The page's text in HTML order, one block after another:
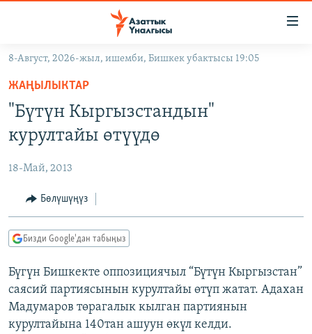
Навигацияга
өтүңүз
Издөөгө
салыңыз
КЫРГЫЗСТАН
КЫРГЫЗСТАН
ЭКОНОМИКА
МАДАНИЯТ
ДҮЙНӨ
БОРБОР АЗИЯ
УКРАИНА
АТАЙЫН ИЛИКТӨӨ
ТВ ПРОГРАММАЛАР
ЭКСПЕРТТЕР ТАЛДАЙТ
БИЗ ЖАНА ДҮЙНӨ
ЭЖЕ-СИҢДИЛЕР
ӨЗГӨЧӨ ПИКИР
Русский
ОНЛАЙН ШЕРИНЕ
8-Август, 2026-жыл, ишемби, Бишкек убактысы 19:05
ЖАҢЫЛЫКТАР
"Бүтүн Кыргызстандын"
курултайы өтүүдө
18-Май, 2013
Бөлүшүңүз
Бизди Google'дан табыңыз
Бүгүн Бишкекте оппозициячыл “Бүтүн Кыргызстан”
саясий партиясынын курултайы өтүп жатат. Адахан
Мадумаров төрагалык кылган партиянын
курултайына 140тан ашуун өкүл келди.